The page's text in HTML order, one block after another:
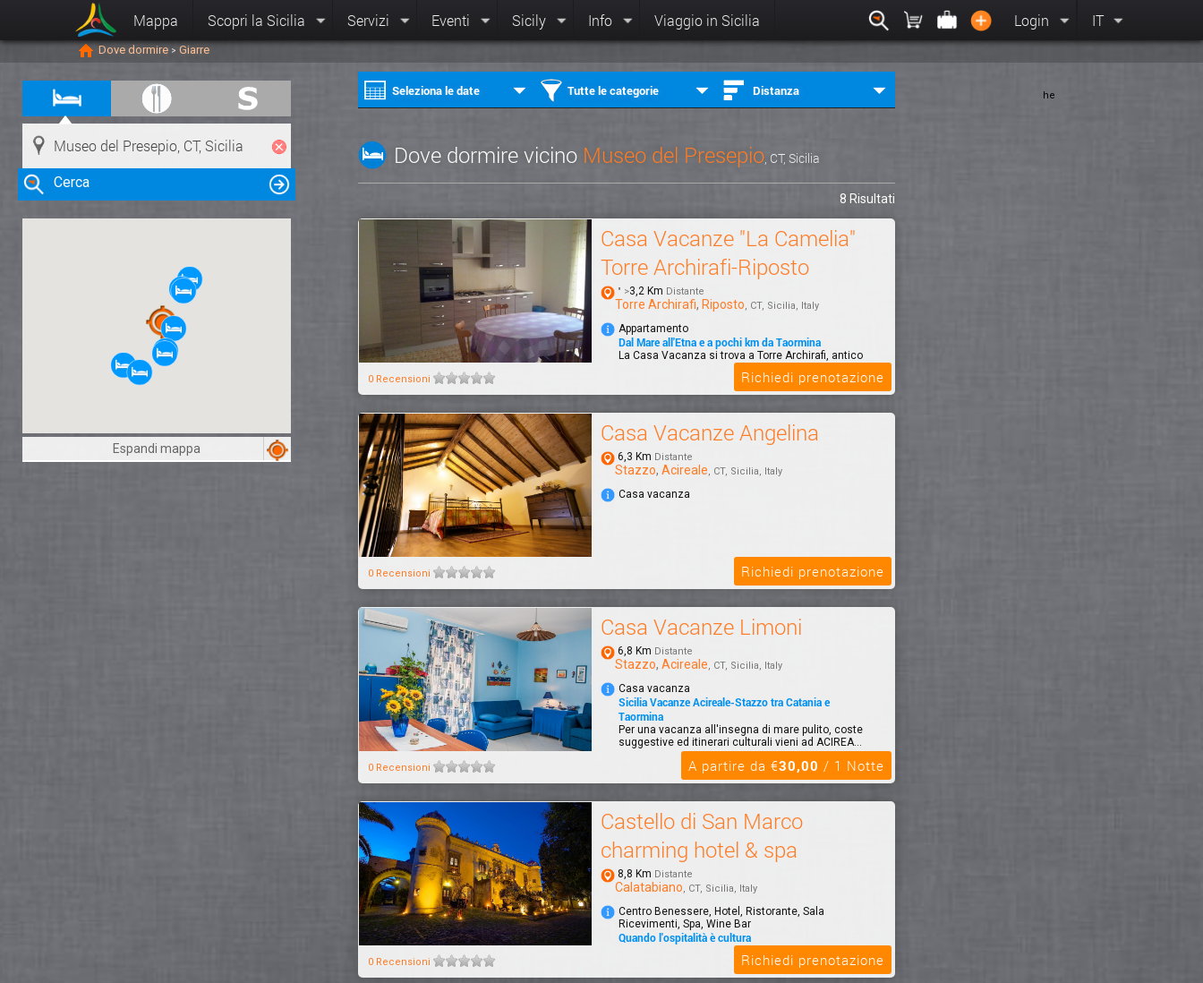
Mappa Scopri la Sicilia Servizi Eventi Sicily Info Viaggio in Sicilia Login IT
Dove dormire > Giarre
Cerca
Clicca su una risorsa nella mappa
per visualizzare le informazioni
Espandi mappa
Seleziona le date Tutte le categorie Distanza
Dove dormire vicino Museo del Presepio , CT, Sicilia
8 Risultati
Casa Vacanze "La Camelia"
Torre Archirafi-Riposto
" >3,2 Km Distante
Torre Archirafi, Riposto, CT, Sicilia, Italy
Appartamento
Dal Mare all'Etna e a pochi km da Taormina
La Casa Vacanza si trova a Torre Archirafi, antico
borgo marinaro di Riposto che si affaccia sullo s...
0 Recensioni Richiedi prenotazione
Casa Vacanze Angelina
6,3 Km Distante
Stazzo, Acireale, CT, Sicilia, Italy
Casa vacanza
0 Recensioni Richiedi prenotazione
Casa Vacanze Limoni
6,8 Km Distante
Stazzo, Acireale, CT, Sicilia, Italy
Casa vacanza
Sicilia Vacanze Acireale-Stazzo tra Catania e
Taormina
Per una vacanza all'insegna di mare pulito, coste
suggestive ed itinerari culturali vieni ad ACIREA...
0 Recensioni A partire da €30,00 / 1 Notte
Castello di San Marco
charming hotel & spa
8,8 Km Distante
Calatabiano, CT, Sicilia, Italy
Centro Benessere, Hotel, Ristorante, Sala
Ricevimenti, Spa, Wine Bar
Quando l'ospitalità è cultura
Il Castello di San Marco charming hotel & Spa,
immerso in un parco di 4 ettari, a soli 100 metri
dal...
0 Recensioni Richiedi prenotazione
he